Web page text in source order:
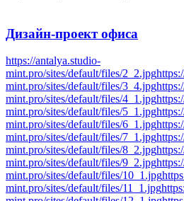
Дизайн-проектофиса
https://antalya.studio-
mint.pro/sites/default/files/2_2.jpg
mint.pro/sites/default/files/3_4.jpg
mint.pro/sites/default/files/4_1.jpg
mint.pro/sites/default/files/5_1.jpg
mint.pro/sites/default/files/6_1.jpg
mint.pro/sites/default/files/7_1.jpg
mint.pro/sites/default/files/8_2.jpg
mint.pro/sites/default/files/9_2.jpg
mint.pro/sites/default/files/10_1.jpg
mint.pro/sites/default/files/11_1.jpg